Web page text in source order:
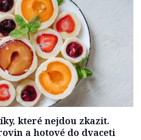
které nejdou zkazit.
a hotové do dvaceti